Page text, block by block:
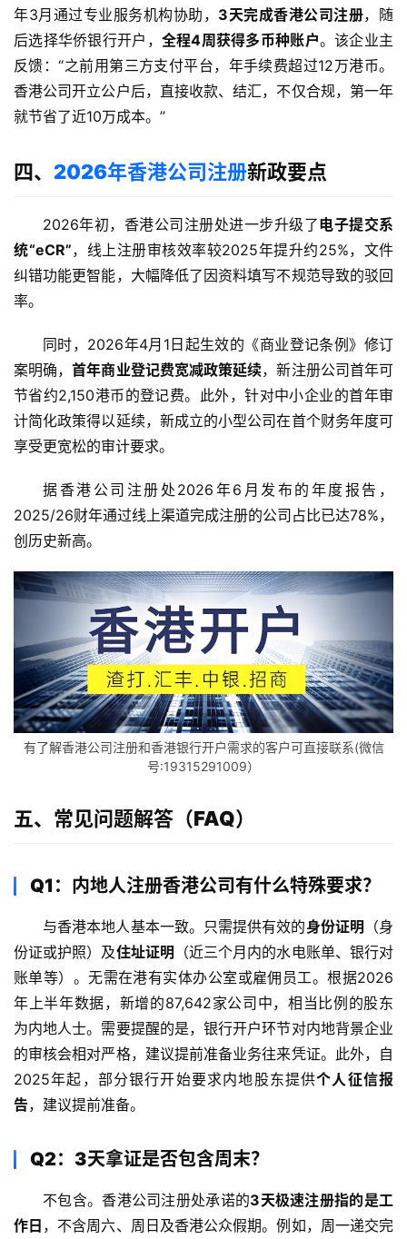
讯
海
外
公
银
行
开
户
全
球
支
付
方
全
球
融
问
答
社
区
态
伙
栏
登录 注册
年3月通过专业服务机构协助， 3天完成香港公司注册，随
后选择华侨银行开户， 全程4周获得多币种账户。该企业主
反馈：“之前用第三方支付平台，年手续费超过12万港币。
香港公司开立公户后，直接收款、结汇，不仅合规，第一年
就节省了近10万成本。”
四、 2026年香港公司注册新政要点
2026年初，香港公司注册处进一步升级了电子提交系
统“eCR”，线上注册审核效率较2025年提升约25%，文件
纠错功能更智能，大幅降低了因资料填写不规范导致的驳回
率。
同时，2026年4月1日起生效的《商业登记条例》修订
案明确，首年商业登记费宽减政策延续，新注册公司首年可
节省约2,150港币的登记费。此外，针对中小企业的首年审
计简化政策得以延续，新成立的小型公司在首个财务年度可
享受更宽松的审计要求。
据香港公司注册处2026年6月发布的年度报告，
2025/26财年通过线上渠道完成注册的公司占比已达78%，
创历史新高。
有了解香港公司注册和香港银行开户需求的客户可直接联系(微信
号:19315291009）
五、常见问题解答（FAQ）
Q1：内地人注册香港公司有什么特殊要求？
与香港本地人基本一致。只需提供有效的身份证明 （身
份证或护照）及住址证明 （近三个月内的水电账单、银行对
账单等）。无需在港有实体办公室或雇佣员工。根据2026
年上半年数据，新增的87,642家公司中，相当比例的股东
为内地人士。需要提醒的是，银行开户环节对内地背景企业
的审核会相对严格，建议提前准备业务往来凭证。此外，自
2025年起，部分银行开始要求内地股东提供个人征信报
告，建议提前准备。
Q2：3天拿证是否包含周末？
不包含。香港公司注册处承诺的3天极速注册指的是工
作日 ，不含周六、周日及香港公众假期。例如，周一递交完